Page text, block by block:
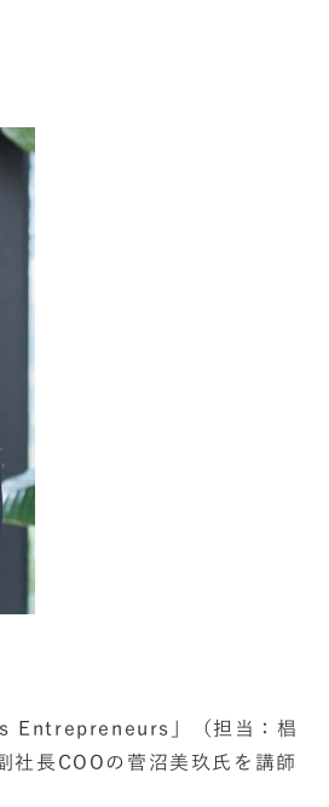
Entrepreneurs」（担当：椙
社長COOの菅沼美玖氏を講師